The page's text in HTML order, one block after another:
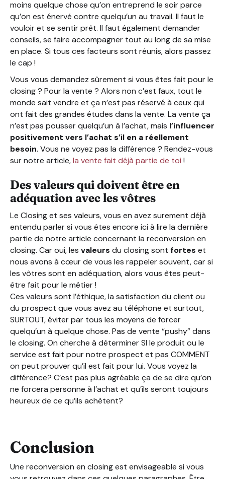
moins quelque chose qu’on entreprend le soir parce
qu’on est énervé contre quelqu’un au travail. Il faut le
vouloir et se sentir prêt. Il faut également demander
conseils, se faire accompagner tout au long de sa mise
en place. Si tous ces facteurs sont réunis, alors passez
le cap !
Vous vous demandez sûrement si vous êtes fait pour le
closing ? Pour la vente ? Alors non c’est faux, tout le
monde sait vendre et ça n’est pas réservé à ceux qui
ont fait des grandes études dans la vente. La vente ça
n’est pas pousser quelqu’un à l’achat, mais l’influencer
positivement vers l’achat s’il en a réellement
besoin. Vous ne voyez pas la différence ? Rendez-vous
sur notre article,la vente fait déjà partie de toi !
Des valeurs qui doivent être en
adéquation avec les vôtres
Le Closing et ses valeurs, vous en avez surement déjà
entendu parler si vous êtes encore ici à lire la dernière
partie de notre article concernant la reconversion en
closing. Car oui, les valeurs du closing sont fortes et
nous avons à cœur de vous les rappeler souvent, car si
les vôtres sont en adéquation, alors vous êtes peut-
être fait pour le métier !
Ces valeurs sont l’éthique, la satisfaction du client ou
du prospect que vous avez au téléphone et surtout,
SURTOUT, éviter par tous les moyens de forcer
quelqu’un à quelque chose. Pas de vente “pushy” dans
le closing. On cherche à déterminer SI le produit ou le
service est fait pour notre prospect et pas COMMENT
on peut prouver qu’il est fait pour lui. Vous voyez la
différence? C’est pas plus agréable ça de se dire qu’on
ne forcera personne à l’achat et qu’ils seront toujours
heureux de ce qu’ils achètent?
Conclusion
Une reconversion en closing est envisageable si vous